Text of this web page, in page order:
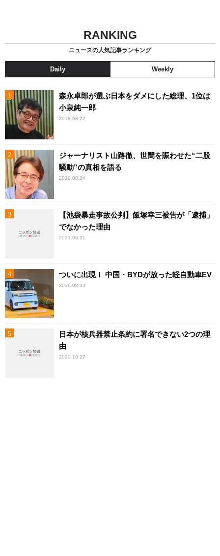
RANKING
ニュースの人気記事ランキング
Daily Weekly
森永卓郎が選ぶ日本をダメにした総理、1位は
小泉純一郎
2018.08.22
ジャーナリスト山路徹、世間を賑わせた“二股
騒動”の真相を語る
2018.08.24
【池袋暴走事故公判】飯塚幸三被告が「逮捕」
でなかった理由
2021.06.21
ついに出現！ 中国・BYDが放った軽自動車EV
2026.08.03
日本が核兵器禁止条約に署名できない2つの理
由
2020.10.27